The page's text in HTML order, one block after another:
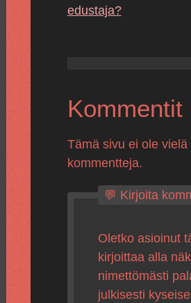
edustaja?
Kommentit
Tämä sivu ei ole vielä
kommentteja.
💬 Kirjoita
Oletko asioinut
kirjoittaa alla
nimettömästi
julkisesti